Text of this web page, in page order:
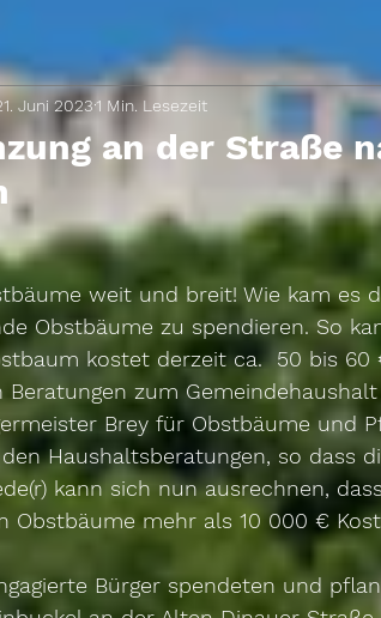
an der Straße
Juni 2023 1 Min. Lesezeit
weit und breit! Wie kam es
Obstbäume zu spendieren. So
kostet derzeit ca.  50 bis
zum Gemeindehaushalt
Brey für Obstbäume und
Haushaltsberatungen, so dass
kann sich nun ausrechnen,
Obstbäume mehr als 10 000 €
Bürger spendeten und